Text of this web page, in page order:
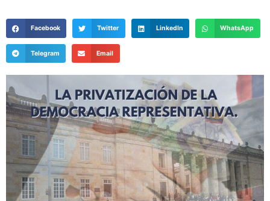
Facebook Twitter LinkedIn WhatsApp
Telegram Email